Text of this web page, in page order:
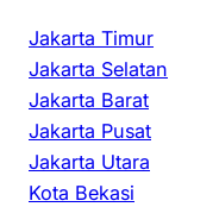
Jakarta Timur
Jakarta Selatan
Jakarta Barat
Jakarta Pusat
Jakarta Utara
Kota Bekasi